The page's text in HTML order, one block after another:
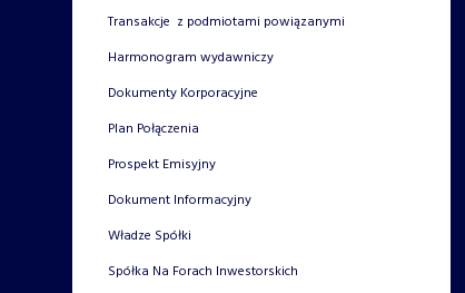
Transakcje z podmiotami powiązanymi
Harmonogram wydawniczy
Dokumenty Korporacyjne
Plan Połączenia
Prospekt Emisyjny
Dokument Informacyjny
Władze Spółki
Spółka Na Forach Inwestorskich